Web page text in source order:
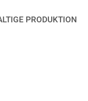
PRODUKTION